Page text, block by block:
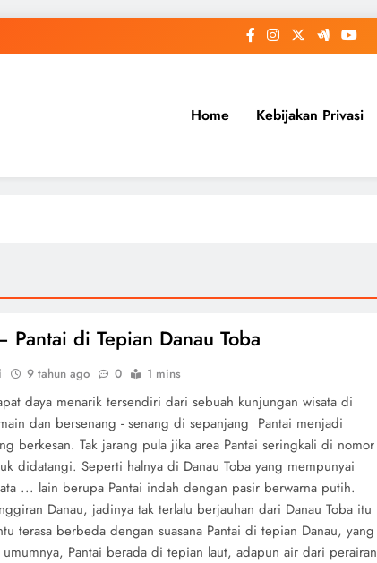
Home Kebijakan Privasi
Pantai di Tepian Danau Toba
9 tahun ago 0 1 mins
daya menarik tersendiri dari sebuah kunjungan wisata di
dan bersenang - senang di sepanjang Pantai menjadi
berkesan. Tak jarang pula jika area Pantai seringkali di nomor
didatangi. Seperti halnya di Danau Toba yang mempunyai
... lain berupa Pantai indah dengan pasir berwarna putih.
Danau, jadinya tak terlalu berjauhan dari Danau Toba itu
terasa berbeda dengan suasana Pantai di tepian Danau, yang
umumnya, Pantai berada di tepian laut, adapun air dari perairan